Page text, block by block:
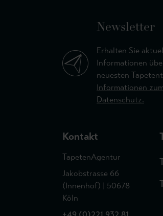
Newsletter
Erhalten Sie
Informationen
neuesten
Informationen zum
Datenschutz.
Kontakt
TapetenAgentur
Jakobstrasse 66
(Innenhof) | 50678
Köln